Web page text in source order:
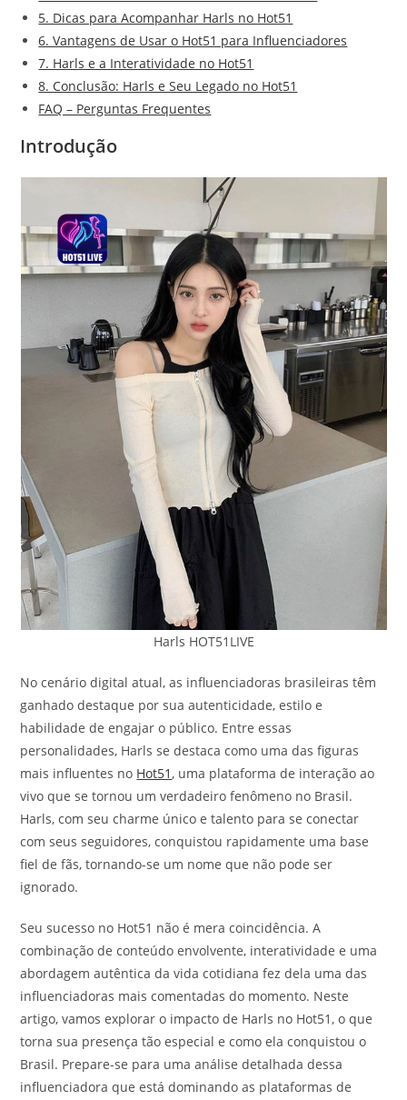
5. Dicas para Acompanhar Harls no Hot51
6. Vantagens de Usar o Hot51 para Influenciadores
7. Harls e a Interatividade no Hot51
8. Conclusão: Harls e Seu Legado no Hot51
FAQ – Perguntas Frequentes
Introdução
Harls HOT51LIVE
No cenário digital atual, as influenciadoras brasileiras têm
ganhado destaque por sua autenticidade, estilo e
habilidade de engajar o público. Entre essas
personalidades, Harls se destaca como uma das figuras
mais influentes no Hot51, uma plataforma de interação ao
vivo que se tornou um verdadeiro fenômeno no Brasil.
Harls, com seu charme único e talento para se conectar
com seus seguidores, conquistou rapidamente uma base
fiel de fãs, tornando-se um nome que não pode ser
ignorado.
Seu sucesso no Hot51 não é mera coincidência. A
combinação de conteúdo envolvente, interatividade e uma
abordagem autêntica da vida cotidiana fez dela uma das
influenciadoras mais comentadas do momento. Neste
artigo, vamos explorar o impacto de Harls no Hot51, o que
torna sua presença tão especial e como ela conquistou o
Brasil. Prepare-se para uma análise detalhada dessa
influenciadora que está dominando as plataformas de